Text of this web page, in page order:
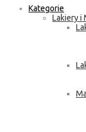
Kategorie
Lakiery i